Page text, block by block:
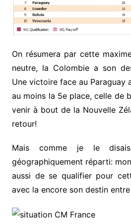
On résumera par cette
neutre, la Colombie a son
Une victoire face au Paraguay
au moins la 5e place, celle de
venir à bout de la Nouvelle
retour!
Mais comme je le
géographiquement réparti:
aussi de se qualifier pour
avec la encore son destin entre